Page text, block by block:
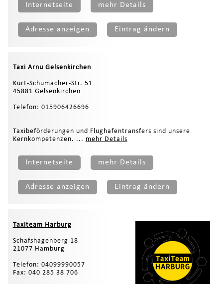
Internetseite mehr Details
Adresse anzeigen Eintrag ändern
Taxi Arnu Gelsenkirchen
Kurt-Schumacher-Str. 51
45881 Gelsenkirchen
Telefon: 015906426696
Taxibeförderungen und Flughafentransfers sind unsere
Kernkompetenzen. ... mehr Details
Internetseite mehr Details
Adresse anzeigen Eintrag ändern
Taxiteam Harburg
Schafshagenberg 18
21077 Hamburg
Telefon: 04099990057
Fax: 040 285 38 706